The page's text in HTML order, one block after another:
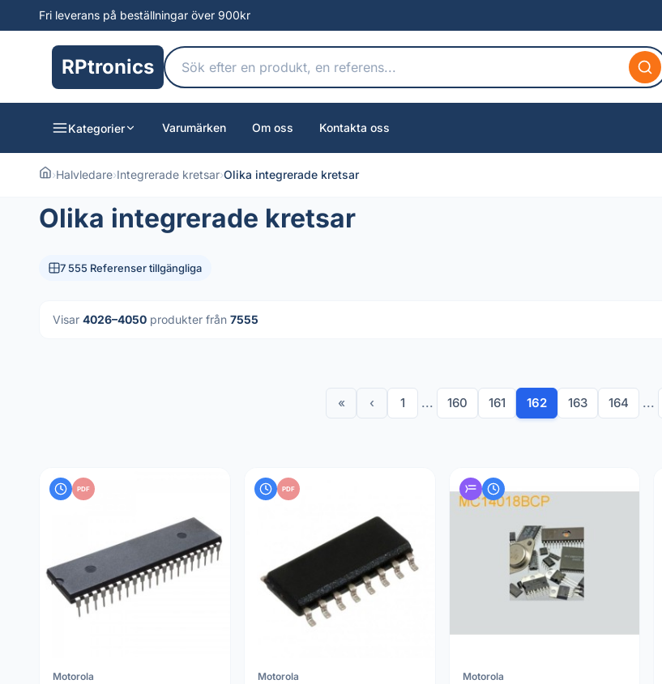
Fri leverans på beställningar över 900kr
RPtronics
Kategorier Varumärken Om oss Kontakta oss
›Halvledare›Integrerade kretsar›Olika integrerade kretsar
Olika integrerade kretsar
7 555 Referenser tillgängliga
Visar 4026–4050 produkter från 7555
« ‹ 1 ... 160 161 162 163 164 ...
PDF
Motorola
PDF
Motorola Motorola